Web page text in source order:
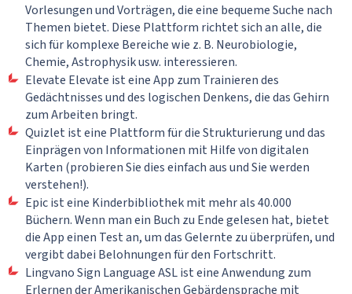
Vorlesungen und Vorträgen, die eine bequeme Suche nach
Themen bietet. Diese Plattform richtet sich an alle, die
sich für komplexe Bereiche wie z. B. Neurobiologie,
Chemie, Astrophysik usw. interessieren.
Elevate Elevate ist eine App zum Trainieren des
Gedächtnisses und des logischen Denkens, die das Gehirn
zum Arbeiten bringt.
Quizlet ist eine Plattform für die Strukturierung und das
Einprägen von Informationen mit Hilfe von digitalen
Karten (probieren Sie dies einfach aus und Sie werden
verstehen!).
Epic ist eine Kinderbibliothek mit mehr als 40.000
Büchern. Wenn man ein Buch zu Ende gelesen hat, bietet
die App einen Test an, um das Gelernte zu überprüfen, und
vergibt dabei Belohnungen für den Fortschritt.
Lingvano Sign Language ASL ist eine Anwendung zum
Erlernen der Amerikanischen Gebärdensprache mit